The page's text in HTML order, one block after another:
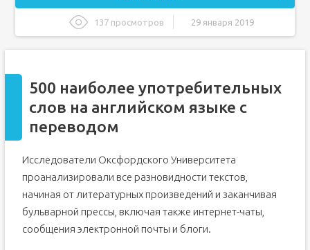
137 просмотров 29 января 2019
и транскрипцией
Учить слова для английского 5 класс
полезная лексика и советы для запоминания
500 наиболее употребительных
слов на английском языке с
переводом
Исследователи Оксфордского Университета
проанализировали все разновидности текстов,
начиная от литературных произведений и заканчивая
бульварной прессы, включая также интернет-чаты,
сообщения электронной почты и блоги.